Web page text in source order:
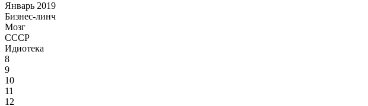
Январь 2019
Бизнес-линч
Мозг
СССР
Идиотека
8
9
10
11
12